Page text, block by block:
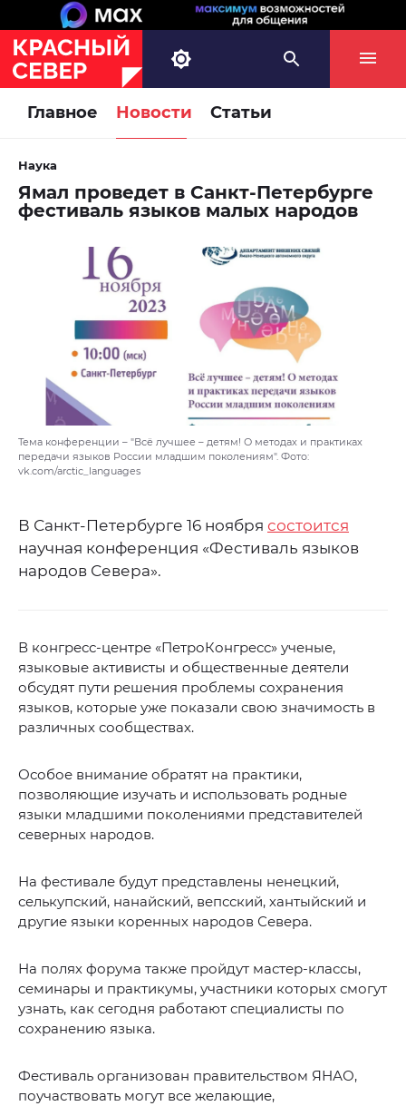
Главное Новости Статьи
Наука
Ямал проведет в Санкт-Петербурге
фестиваль языков малых народов
Тема конференции – "Всё лучшее – детям! О методах и практиках
передачи языков России младшим поколениям". Фото:
vk.com/arctic_languages
В Санкт-Петербурге 16 ноября состоится
научная конференция «Фестиваль языков
народов Севера».
В конгресс-центре «ПетроКонгресс» ученые,
языковые активисты и общественные деятели
обсудят пути решения проблемы сохранения
языков, которые уже показали свою значимость в
различных сообществах.
Особое внимание обратят на практики,
позволяющие изучать и использовать родные
языки младшими поколениями представителей
северных народов.
На фестивале будут представлены ненецкий,
селькупский, нанайский, вепсский, хантыйский и
другие языки коренных народов Севера.
На полях форума также пройдут мастер-классы,
семинары и практикумы, участники которых смогут
узнать, как сегодня работают специалисты по
сохранению языка.
Фестиваль организован правительством ЯНАО,
поучаствовать могут все желающие,